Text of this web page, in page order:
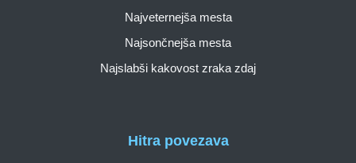
Hitra povezava
Najveternejša mesta
Najsončnejša mesta
Najslabši kakovost zraka zdaj